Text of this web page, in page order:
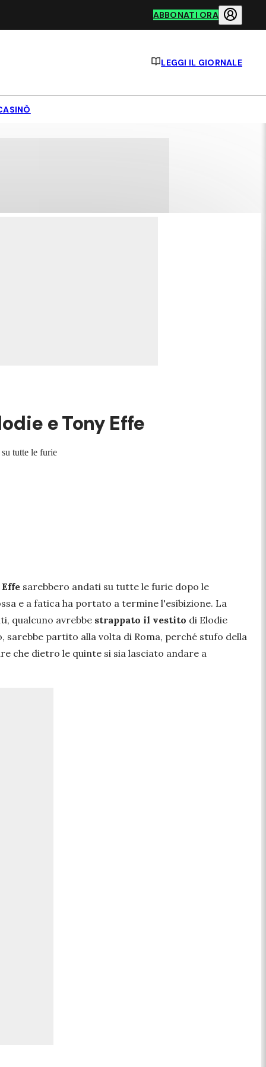
ABBONATI ORA
LEGGI IL GIORNALE
e Tony Effe
tutte le furie
sarebbero andati su tutte le furie dopo le
e a fatica ha portato a termine l'esibizione. La
qualcuno avrebbe strappato il vestito di Elodie
sarebbe partito alla volta di Roma, perché stufo della
che dietro le quinte si sia lasciato andare a